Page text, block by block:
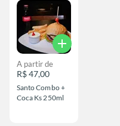
Santo Combo +
Coca Ks 250ml
A partir de
R$ 47,00
add